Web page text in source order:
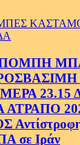
23.15
σε Ιράν